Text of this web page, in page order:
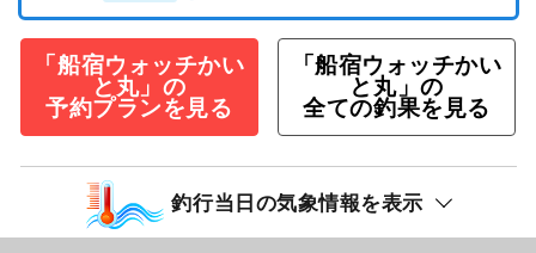
「船宿ウォッチかい
と丸」の
予約プランを見る
「船宿ウォッチかい
と丸」の
全ての釣果を見る
釣行当日の気象情報を表示